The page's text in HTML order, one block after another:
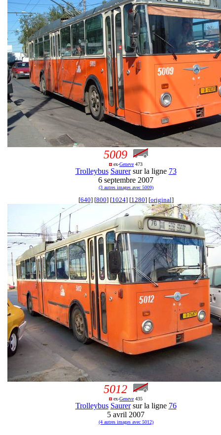
5009
ex-Geneve 473
Trolleybus Saurersur la ligne 73
6 septembre 2007
(3 autres images avec 5009)
[640] [800] [1024] [1280] [original]
5012
ex-Geneve 435
Trolleybus Saurersur la ligne 76
5 avril 2007
(4 autres images avec 5012)